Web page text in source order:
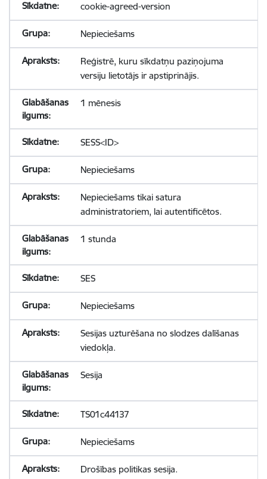
cookie-agreed-version
Nepieciešams
Reģistrē, kuru sīkdatņu paziņojuma
versiju lietotājs ir apstiprinājis.
1 mēnesis
SESS<ID>
Nepieciešams
Nepieciešams tikai satura
administratoriem, lai autentificētos.
1 stunda
SES
Nepieciešams
Sesijas uzturēšana no slodzes dalīšanas
viedokļa.
Sesija
TS01c44137
Nepieciešams
Drošības politikas sesija.